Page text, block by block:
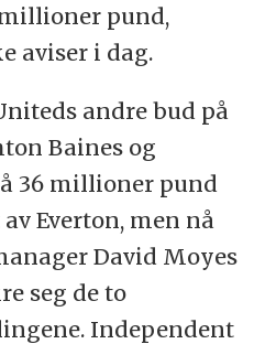
pund,
aviser i dag.
andre bud på
Baines og
36 millioner pund
Everton, men nå
David Moyes
seg de to
Independent